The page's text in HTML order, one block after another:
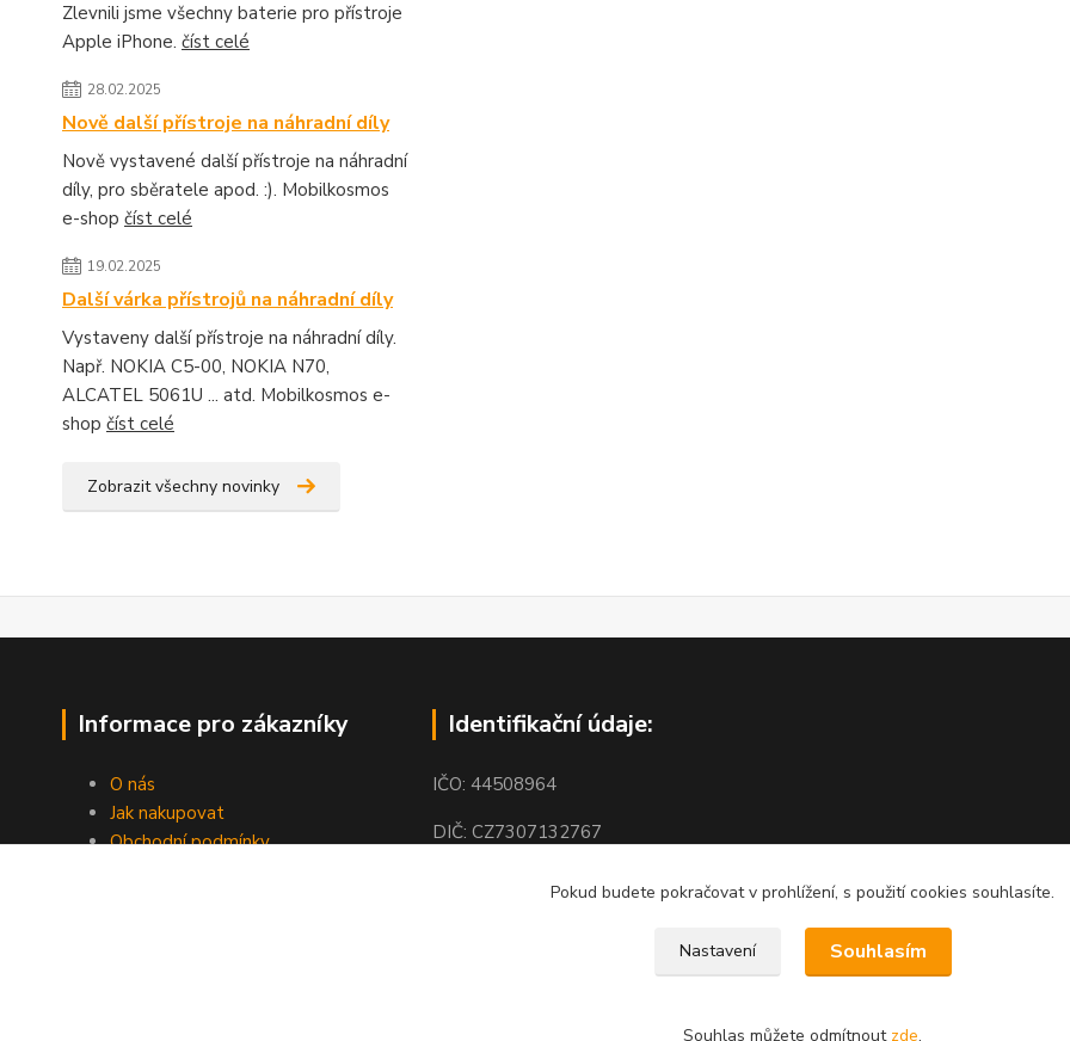
Zlevnili jsme všechny baterie pro přístroje
Apple iPhone. číst celé
28.02.2025
Nově další přístroje na náhradní díly
Nově vystavené další přístroje na náhradní
díly, pro sběratele apod. :). Mobilkosmos
e-shop číst celé
19.02.2025
Další várka přístrojů na náhradní díly
Vystaveny další přístroje na náhradní díly.
Např. NOKIA C5-00, NOKIA N70,
ALCATEL 5061U ... atd. Mobilkosmos e-
shop číst celé
Zobrazit všechny novinky
Informace pro zákazníky
O nás
Jak nakupovat
Obchodní podmínky
Identifikační údaje:
IČO: 44508964
DIČ: CZ7307132767
Pokud budete pokračovat v prohlížení, s použití cookies souhlasíte.
Nastavení Souhlasím
Souhlas můžete odmítnout zde.